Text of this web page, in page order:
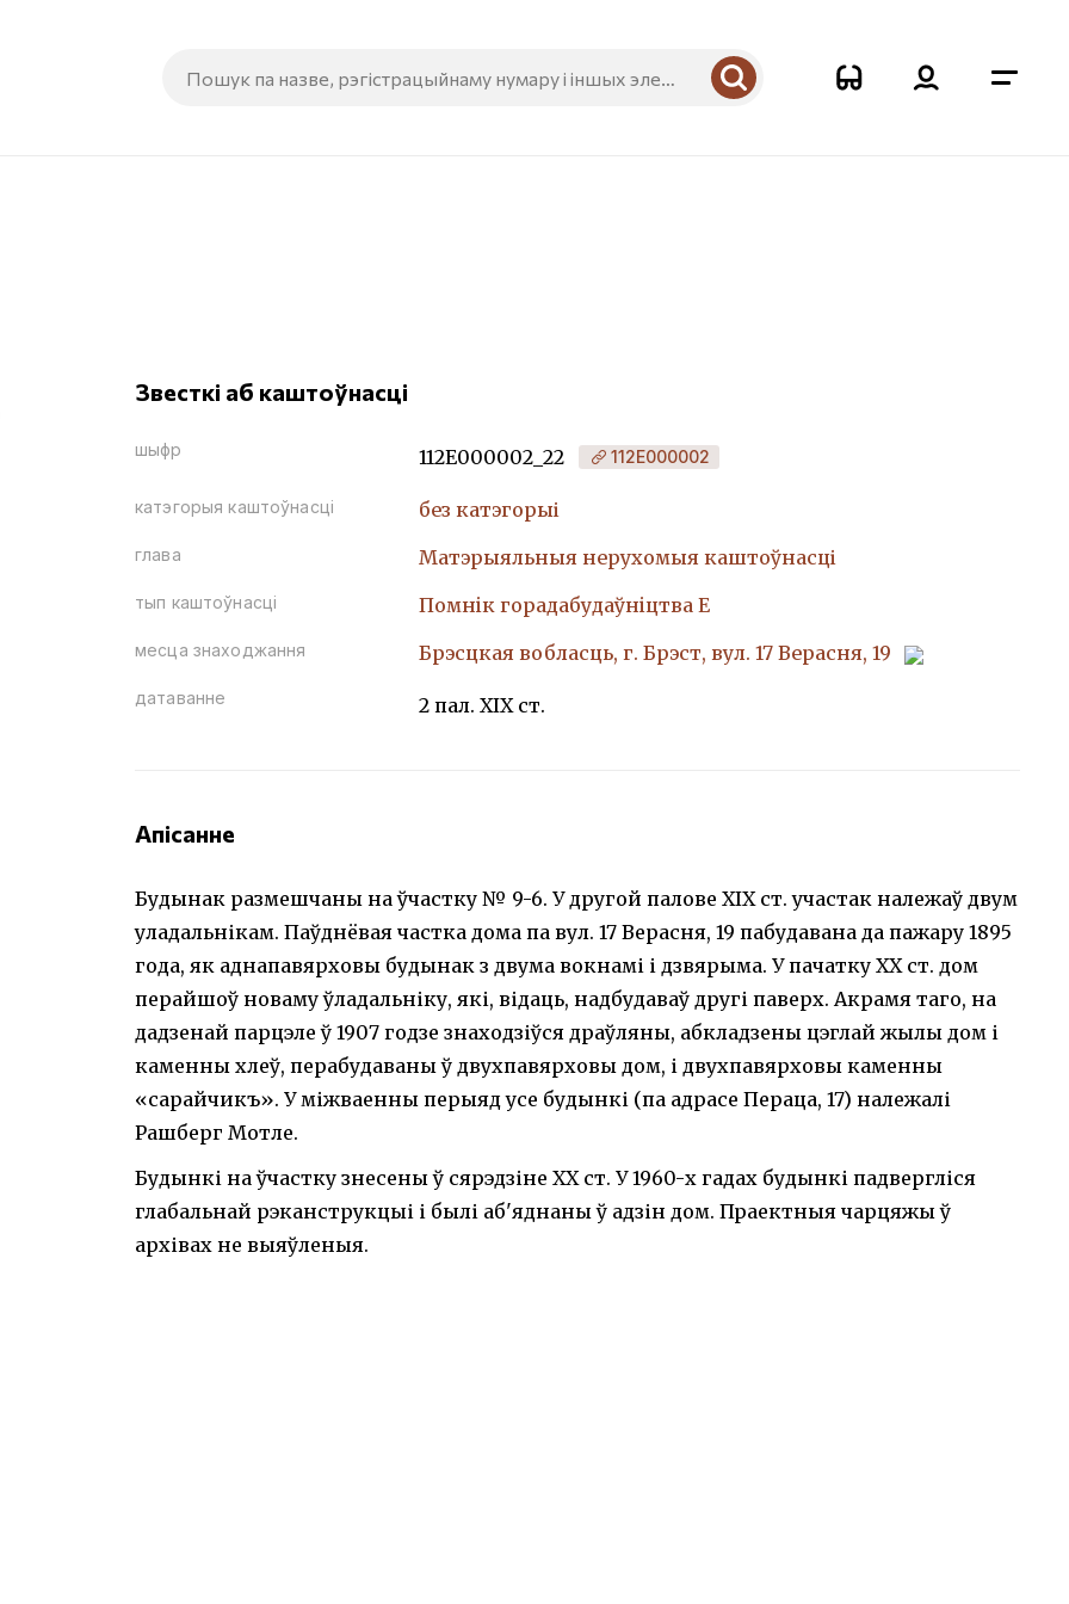
Звесткі аб каштоўнасці
шыфр 112Е000002_22 112Е000002
катэгорыя каштоўнасці без катэгорыі
глава Матэрыяльныя нерухомыя каштоўнасці
тып каштоўнасці Помнiк горадабудаўнiцтва Е
месца знаходжання Брэсцкая вобласць, г. Брэст, вул. 17 Верасня, 19
датаванне 2 пал. XIX ст.
Апісанне
Будынак размешчаны на ўчастку № 9-6. У другой палове XIX ст. участак належаў двум
уладальнікам. Паўднёвая частка дома па вул. 17 Верасня, 19 пабудавана да пажару 1895
года, як аднапавярховы будынак з двума вокнамі і дзвярыма. У пачатку ХХ ст. дом
перайшоў новаму ўладальніку, які, відаць, надбудаваў другі паверх. Акрамя таго, на
дадзенай парцэле ў 1907 годзе знаходзіўся драўляны, абкладзены цэглай жылы дом і
каменны хлеў, перабудаваны ў двухпавярховы дом, і двухпавярховы каменны
«сарайчикъ». У міжваенны перыяд усе будынкі (па адрасе Пераца, 17) належалі
Рашберг Мотле.
Будынкі на ўчастку знесены ў сярэдзіне ХХ ст. У 1960-х гадах будынкі падвергліся
глабальнай рэканструкцыі і былі аб'яднаны ў адзін дом. Праектныя чарцяжы ў
архівах не выяўленыя.